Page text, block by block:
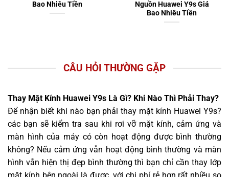
Bao Nhiêu Tiền
Nguồn Huawei Y9s Giá
Bao Nhiêu Tiền
CÂU HỎI THƯỜNG GẶP
Thay Mặt Kính Huawei Y9s Là Gì? Khi Nào Thì Phải Thay?
Để nhận biết khi nào bạn phải thay mặt kính Huawei Y9s?
các bạn sẽ kiểm tra sau khi rơi vỡ mặt kính, cảm ứng và
màn hình của máy có còn hoạt động được bình thường
không? Nếu cảm ứng vẫn hoạt động bình thường và màn
hình vẫn hiện thị đẹp bình thường thì bạn chỉ cần thay lớp
mặt kính bên ngoài là được, với chi phí rẻ hơn rất nhiều so